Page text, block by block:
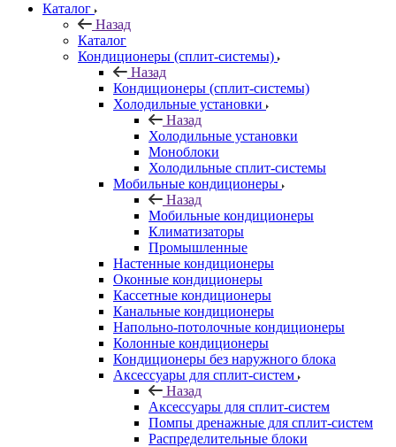
Каталог
Назад
Каталог
Кондиционеры (сплит-системы)
Назад
Кондиционеры (сплит-системы)
Холодильные установки
Назад
Холодильные установки
Моноблоки
Холодильные сплит-системы
Мобильные кондиционеры
Назад
Мобильные кондиционеры
Климатизаторы
Промышленные
Настенные кондиционеры
Оконные кондиционеры
Кассетные кондиционеры
Канальные кондиционеры
Напольно-потолочные кондиционеры
Колонные кондиционеры
Кондиционеры без наружного блока
Аксессуары для сплит-систем
Назад
Аксессуары для сплит-систем
Помпы дренажные для сплит-систем
Распределительные блоки